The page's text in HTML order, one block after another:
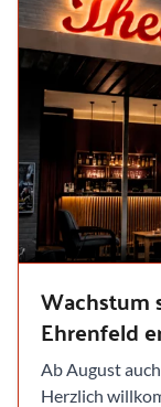
Wachstum
Ehrenfeld
Ab August
Herzlich